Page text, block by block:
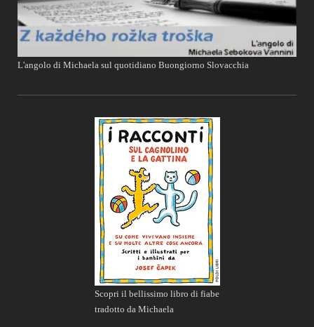
L'angolo di Michaela sul quotidiano Buongiorno Slovacchia
Scopri il bellissimo libro di fiabe
tradotto da Michaela